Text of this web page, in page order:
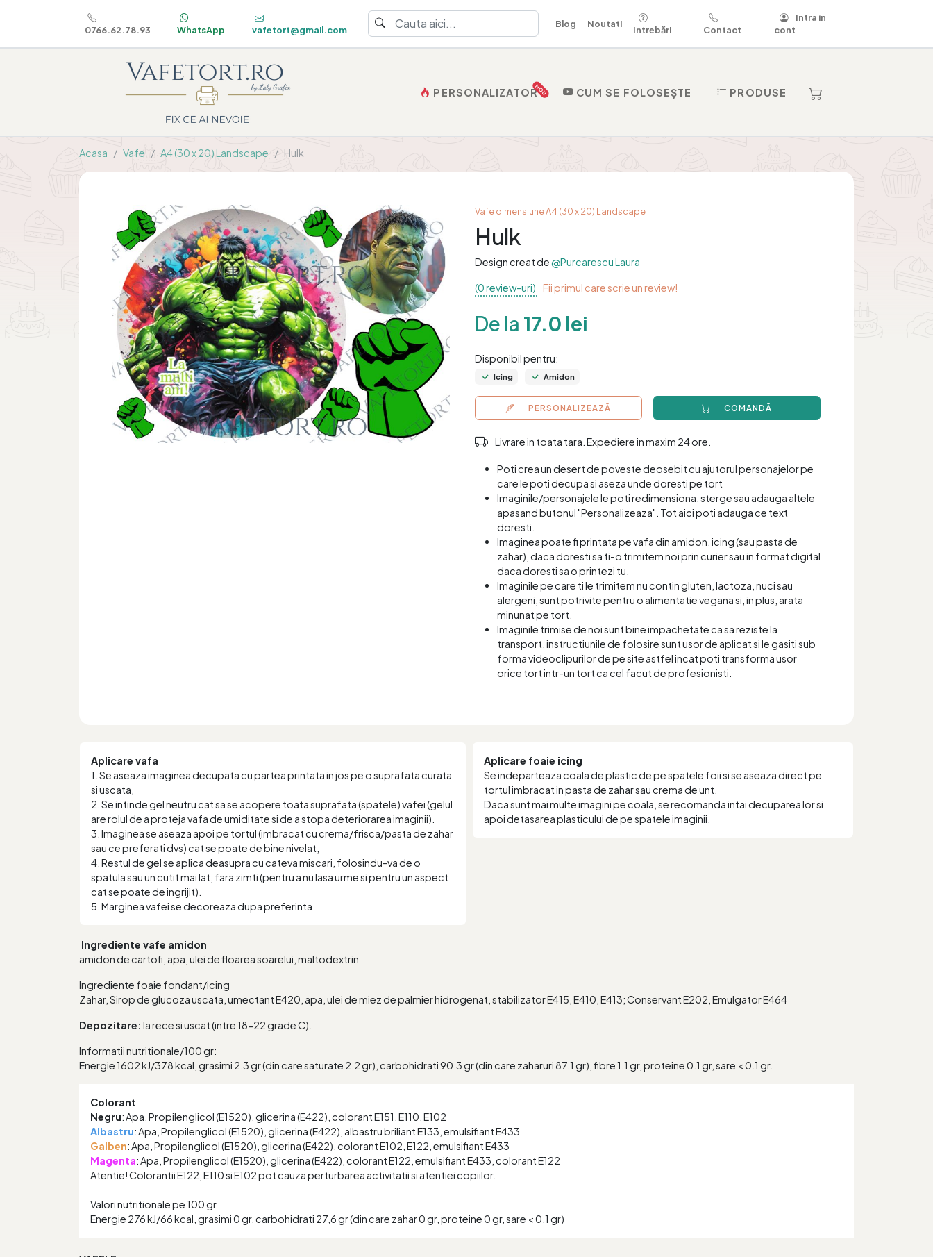
0766.62.78.93 WhatsApp vafetort@gmail.com
Blog Noutati
Intrebări Contact
Intra in
cont
PERSONALIZATORNOU CUM SE FOLOSEȘTE PRODUSE
Acasa Vafe A4 (30 x 20) Landscape Hulk
Vafe dimensiune A4 (30 x 20) Landscape
Hulk
Design creat de@Purcarescu Laura
(0 review-uri) Fii primul care scrie un review!
De la 17.0 lei
Disponibil pentru:
Icing Amidon
PERSONALIZEAZĂ COMANDĂ
Livrare in toata tara. Expediere in maxim 24 ore.
Poti crea un desert de poveste deosebit cu ajutorul personajelor pe
care le poti decupa si aseza unde doresti pe tort
Imaginile/personajele le poti redimensiona, sterge sau adauga altele
apasand butonul "Personalizeaza". Tot aici poti adauga ce text
doresti.
Imaginea poate fi printata pe vafa din amidon, icing (sau pasta de
zahar), daca doresti sa ti-o trimitem noi prin curier sau in format digital
daca doresti sa o printezi tu.
Imaginile pe care ti le trimitem nu contin gluten, lactoza, nuci sau
alergeni, sunt potrivite pentru o alimentatie vegana si, in plus, arata
minunat pe tort.
Imaginile trimise de noi sunt bine impachetate ca sa reziste la
transport, instructiunile de folosire sunt usor de aplicat si le gasiti sub
forma videoclipurilor de pe site astfel incat poti transforma usor
orice tort intr-un tort ca cel facut de profesionisti.
Aplicare vafa
1. Se aseaza imaginea decupata cu partea printata in jos pe o suprafata curata
si uscata,
2. Se intinde gel neutru cat sa se acopere toata suprafata (spatele) vafei (gelul
are rolul de a proteja vafa de umiditate si de a stopa deteriorarea imaginii).
3. Imaginea se aseaza apoi pe tortul (imbracat cu crema/frisca/pasta de zahar
sau ce preferati dvs) cat se poate de bine nivelat,
4. Restul de gel se aplica deasupra cu cateva miscari, folosindu-va de o
spatula sau un cutit mai lat, fara zimti (pentru a nu lasa urme si pentru un aspect
cat se poate de ingrijit).
5. Marginea vafei se decoreaza dupa preferinta
Aplicare foaie icing
Se indeparteaza coala de plastic de pe spatele foii si se aseaza direct pe
tortul imbracat in pasta de zahar sau crema de unt.
Daca sunt mai multe imagini pe coala, se recomanda intai decuparea lor si
apoi detasarea plasticului de pe spatele imaginii.
Ingrediente vafe amidon
amidon de cartofi, apa, ulei de floarea soarelui, maltodextrin
Ingrediente foaie fondant/icing
Zahar, Sirop de glucoza uscata, umectant E420, apa, ulei de miez de palmier hidrogenat, stabilizator E415, E410, E413; Conservant E202, Emulgator E464
Depozitare: la rece si uscat (intre 18-22 grade C).
Informatii nutritionale/100 gr:
Energie 1602 kJ/378 kcal, grasimi 2.3 gr (din care saturate 2.2 gr), carbohidrati 90.3 gr (din care zaharuri 87.1 gr), fibre 1.1 gr, proteine 0.1 gr, sare < 0.1 gr.
Colorant
Negru: Apa, Propilenglicol (E1520), glicerina (E422), colorant E151, E110, E102
Albastru: Apa, Propilenglicol (E1520), glicerina (E422), albastru briliant E133, emulsifiant E433
Galben: Apa, Propilenglicol (E1520), glicerina (E422), colorant E102, E122, emulsifiant E433
Magenta: Apa, Propilenglicol (E1520), glicerina (E422), colorant E122, emulsifiant E433, colorant E122
Atentie! Colorantii E122, E110 si E102 pot cauza perturbarea activitatii si atentiei copiilor.
Valori nutritionale pe 100 gr
Energie 276 kJ/66 kcal, grasimi 0 gr, carbohidrati 27,6 gr (din care zahar 0 gr, proteine 0 gr, sare < 0.1 gr)